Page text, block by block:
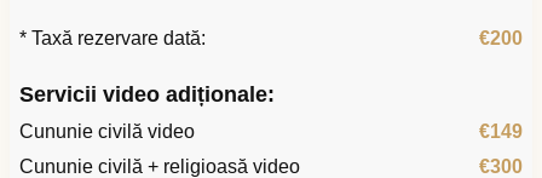
* Taxă rezervare dată: €200
Servicii video adiționale:
Cununie civilă video
€149
Cununie civilă + religioasă video
€300